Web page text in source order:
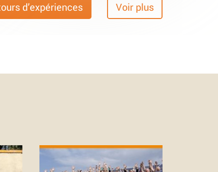
d’expériences Voir plus